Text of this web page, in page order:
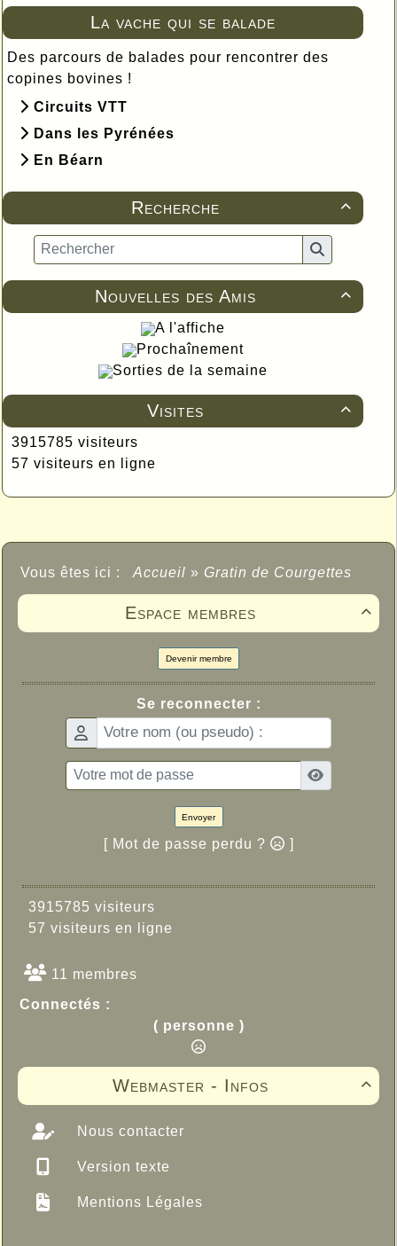
La vache qui se balade
Des parcours de balades pour rencontrer des
copines bovines !
Circuits VTT
Dans les Pyrénées
En Béarn

Recherche

Nouvelles des Amis
A l'affiche
Prochaînement
Sorties de la semaine

Visites
3915785 visiteurs
57 visiteurs en ligne
Vous êtes ici : Accueil » Gratin de Courgettes

Espace membres
Devenir membre
Se reconnecter :
Envoyer
[ Mot de passe perdu ? ]
3915785 visiteurs
57 visiteurs en ligne
11 membres
Connectés :
( personne )

Webmaster - Infos
Nous contacter
Version texte
Mentions Légales